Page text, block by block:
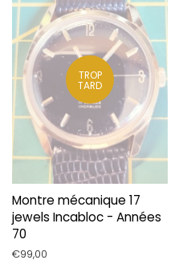
TROP
TARD
Montre mécanique 17
jewels Incabloc - Années
70
Prix
€99,00